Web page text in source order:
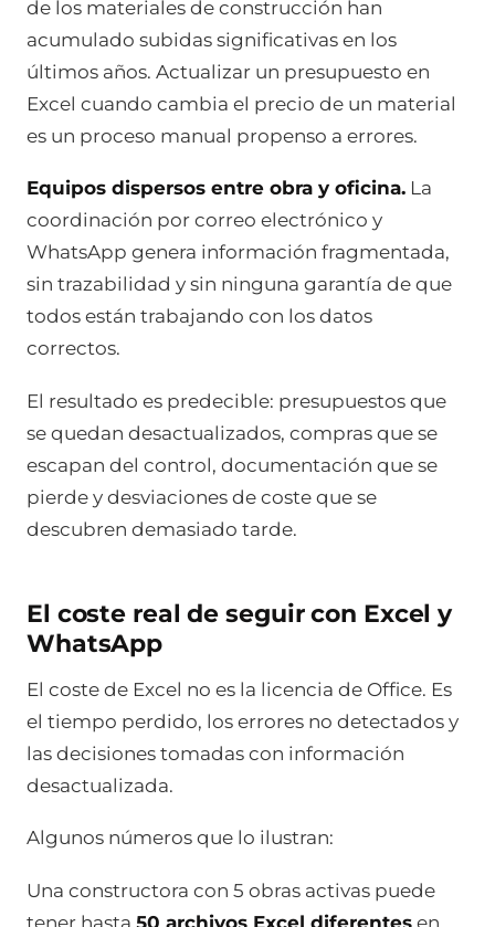
de los materiales de construcción han
acumulado subidas significativas en los
últimos años. Actualizar un presupuesto en
Excel cuando cambia el precio de un material
es un proceso manual propenso a errores.
Equipos dispersos entre obra y oficina. La
coordinación por correo electrónico y
WhatsApp genera información fragmentada,
sin trazabilidad y sin ninguna garantía de que
todos están trabajando con los datos
correctos.
El resultado es predecible: presupuestos que
se quedan desactualizados, compras que se
escapan del control, documentación que se
pierde y desviaciones de coste que se
descubren demasiado tarde.
El coste real de seguir con Excel y
WhatsApp
El coste de Excel no es la licencia de Office. Es
el tiempo perdido, los errores no detectados y
las decisiones tomadas con información
desactualizada.
Algunos números que lo ilustran:
Una constructora con 5 obras activas puede